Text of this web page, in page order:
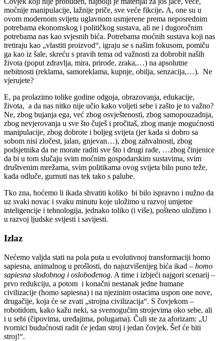
moćnije manipulacije, lažnije priče, sve veće fikcije. A, one su u
ovom modernom svijetu uglavnom usmjerene prema neposrednim
potrebama ekonomskog i političkog sustava, ali ne i dugoročnim
potrebama nas kao svjesnih bića. Potrebama moćnih sustava koji nas
tretiraju kao „vlastiti proizvod“, igraju se s našim fokusom, pomiču
ga kao iz šale, skreću s pravih tema od važnosti za dobrobit naših
života (poput zdravlja, mira, prirode, zraka,…) na apsolutne
nebitnosti (reklama, samoreklama, kupnje, obilja, senzacija,…). Ne
vjerujete?
E, pa prolazimo tolike godine odgoja, obrazovanja, edukacije,
života, a da nas nitko nije učio kako voljeti sebe i zašto je to važno?
Ne, zbog bujanja ega, već zbog osvještenosti, zbog samopouzadnja,
zbog nevjerovanja u sve što čuješ i pročitaš, zbog manje mogućnosti
manipulacije, zbog dobrote i boljeg svijeta (jer kada si dobro sa
sobom nisi zločest, jalan, gnjevan…), zbog zahvalnosti, zbog
podsjetnika da ne morate raditi sve što i drugi rade, …zbog činjenice
da bi u tom slučaju svim moćnim gospodarskim sustavima, svim
društvenim mrežama, svim politikama ovog svijeta bilo puno teže,
kada odluče, gurnuti nas tek tako s palube.
Tko zna, hoćemo li ikada shvatiti koliko bi bilo ispravno i nužno da
uz svaki novac i svaku minutu koje uložimo u razvoj umjetne
inteligencije i tehnologija, jednako toliko (i više), pošteno uložimo i
u razvoj ljudske svijesti i savijesti.
Izlaz
Nećemo valjda stati na pola puta u evolutivnoj transformaciji homo
sapiesna, animalnog u prošlosti, do najuzvišenijeg bića ikad – homo
sapiesna slodobnog i oslobođenog. A time i izbjeći najgori scenarij –
prvo redukciju, a potom i konačni nestanak jedne humane
civilizacije (homo sapiesna) i na njezinim ostacima uspon one nove,
drugačije, koja će se zvati „strojna civilizacija“. S čovjekom –
robotidom, kako kažu neki, sa svemogućim strojevima oko sebe, ali
i u sebi (čipovima, uređajima, polugama). Čuli ste za aforizam: „U
tvornici budućnosti radit će jedan stroj i jedan čovjek. Šef će biti
stroj!“.